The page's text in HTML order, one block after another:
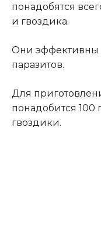
понадобятся
и гвоздика.
Они эффективны
паразитов.
Для
понадобится 100
гвоздики.